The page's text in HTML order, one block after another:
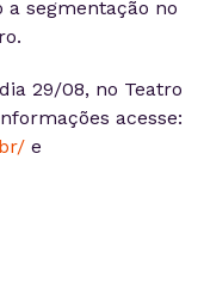
segmentação no
29/08, no Teatro
acesse:
e